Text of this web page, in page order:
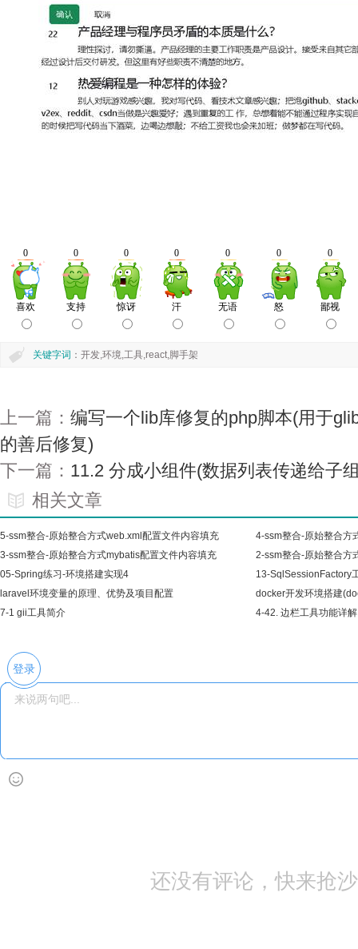
关键字词 ：开发,环境,工具,react,脚手架
上一篇： 编写一个lib库修复的php脚本(用于
的善后修复)
下一篇： 11.2 分成小组件(数据列表传递给子
相关文章
5-ssm整合-原始整合方式web.xml配置文件内容填充
4-ssm整合-原始整合方
充
3-ssm整合-原始整合方式mybatis配置文件内容填充
2-ssm整合-原始整合方
05-Spring练习-环境搭建实现4
13-SqlSessionFactory
化)
laravel环境变量的原理、优势及项目配置
docker开发环境搭建
7-1 gii工具简介
4-42. 边栏工具功能详解
登录
还没有评论，快来抢